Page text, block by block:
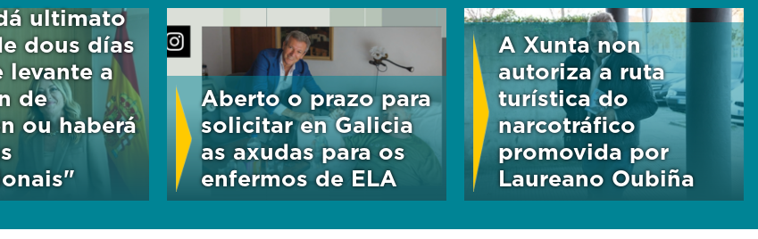
ultimato
dous días
levante a
de
ou haberá
Aberto o prazo para
solicitar en Galicia
as axudas para os
enfermos de ELA
A Xunta non
autoriza a ruta
turística do
narcotráfico
promovida por
Laureano Oubiña